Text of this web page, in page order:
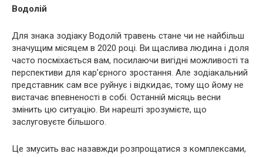
Водолій
Для знака зодіаку Водолій травень стане чи не найбільш
значущим місяцем в 2020 році. Ви щаслива людина і доля
часто посміхається вам, посилаючи вигідні можливості та
перспективи для кар’єрного зростання. Але зодіакальний
представник сам все руйнує і відкидає, тому що йому не
вистачає впевненості в собі. Останній місяць весни
змінить цю ситуацію. Ви нарешті зрозумієте, що
заслуговуєте більшого.
Це змусить вас назавжди розпрощатися з комплексами,